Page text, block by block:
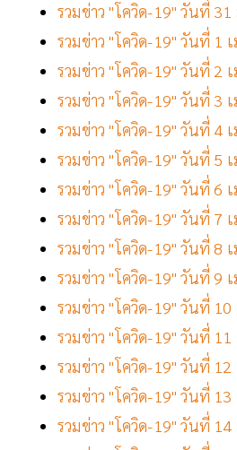
รวมข่าว "โควิด-19" วันที่
รวมข่าว "โควิด-19" วันที่ 1
รวมข่าว "โควิด-19" วันที่ 2
รวมข่าว "โควิด-19" วันที่ 3
รวมข่าว "โควิด-19" วันที่ 4
รวมข่าว "โควิด-19" วันที่ 5
รวมข่าว "โควิด-19" วันที่ 6
รวมข่าว "โควิด-19" วันที่ 7
รวมข่าว "โควิด-19" วันที่ 8
รวมข่าว "โควิด-19" วันที่ 9
รวมข่าว "โควิด-19" วันที่ 10
รวมข่าว "โควิด-19" วันที่ 11
รวมข่าว "โควิด-19" วันที่ 12
รวมข่าว "โควิด-19" วันที่ 13
รวมข่าว "โควิด-19" วันที่ 14